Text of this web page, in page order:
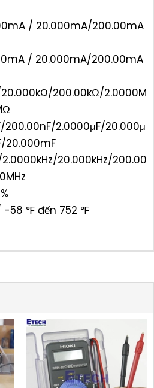
/ 20.000mA/200.00mA
/ 20.000mA/200.00mA
200.00kΩ/2.0000M
200.00nF/2.0000μF/20.000μ
20.000mF
20.000kHz/200.00
58 ℉ đến 752 ℉